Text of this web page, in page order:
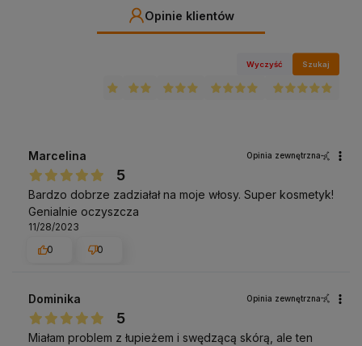
Opinie klientów
Wyczyść Szukaj
Marcelina Opinia zewnętrzna
5
Bardzo dobrze zadziałał na moje włosy. Super kosmetyk!
Genialnie oczyszcza
11/28/2023
0
0
Dominika Opinia zewnętrzna
5
Miałam problem z łupieżem i swędzącą skórą, ale ten